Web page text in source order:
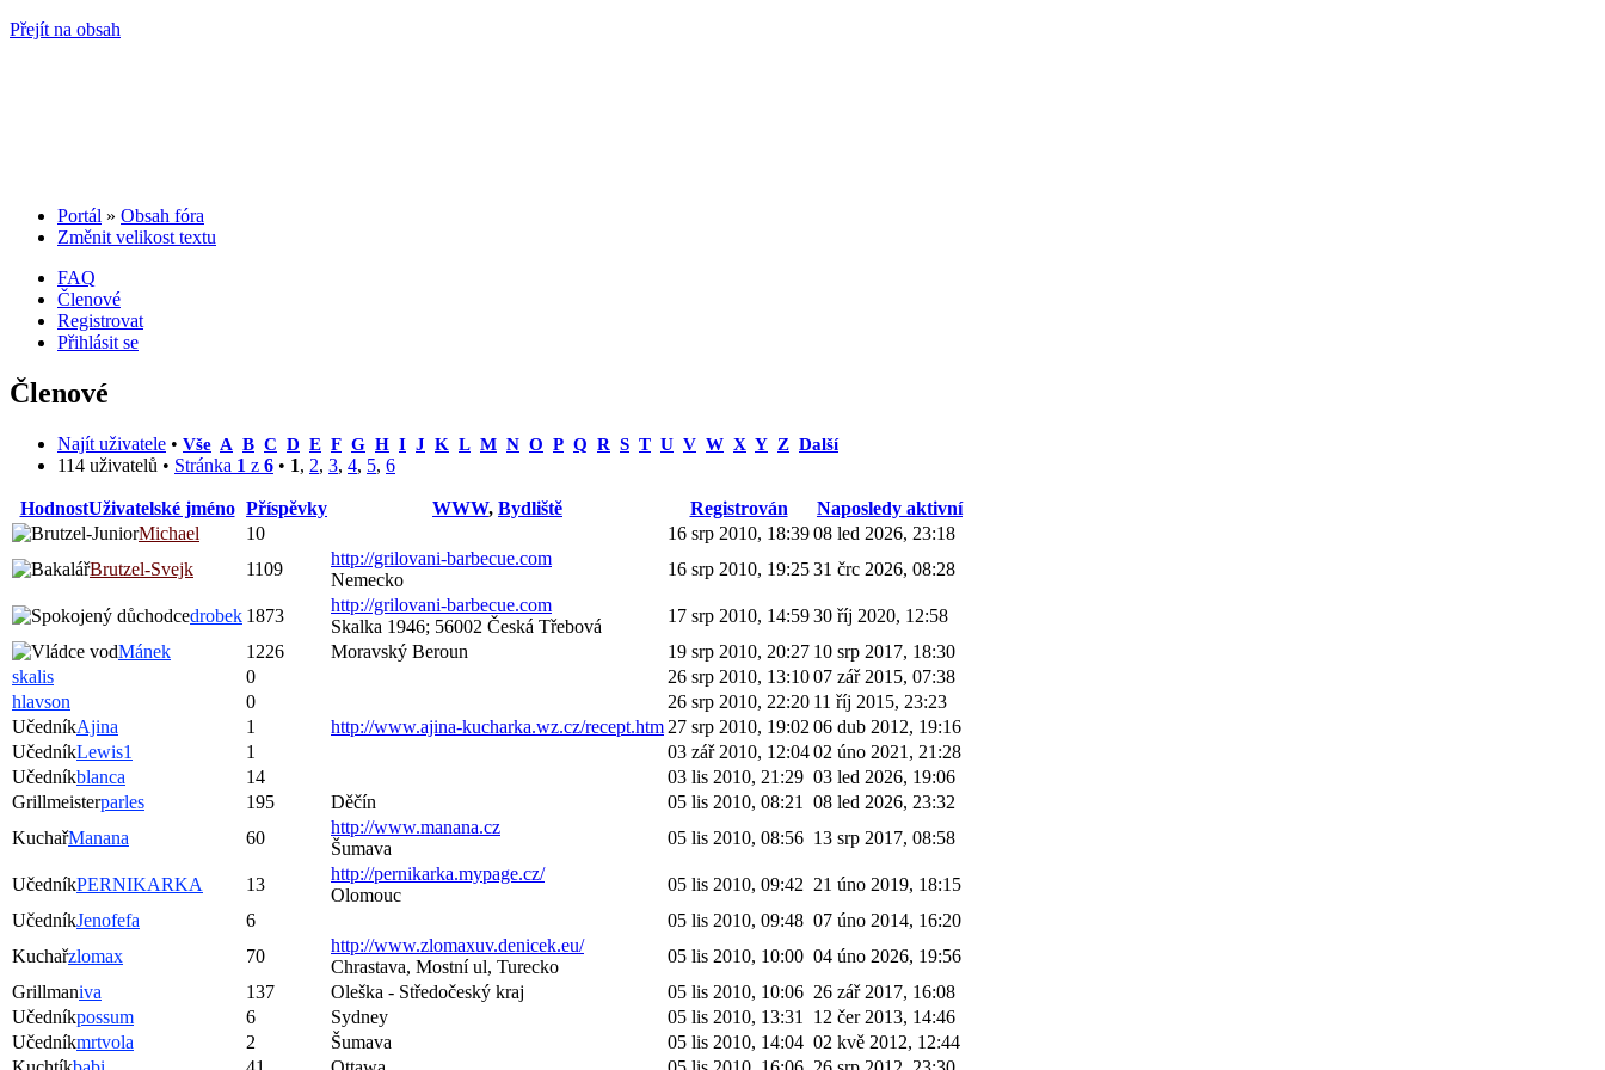
Přejít na obsah
Portál » Obsah fóra
Změnit velikost textu
FAQ
Členové
Registrovat
Přihlásit se
Členové
Najít uživatele • Vše A B C D E F G H I J K L M N O P Q R S T U V W X Y Z Další
114 uživatelů • Stránka 1 z 6 • 1, 2, 3, 4, 5, 6
HodnostUživatelské jméno Příspěvky WWW, Bydliště Registrován
Naposledy aktivní
Michael
10 16 srp 2010, 18:3908 led 2026, 23:18
Brutzel-Svejk
1109
http://grilovani-barbecue.com
Nemecko
16 srp 2010, 19:2531 črc 2026, 08:28
drobek 1873
http://grilovani-barbecue.com
Skalka 1946; 56002 Česká Třebová
17 srp 2010, 14:5930 říj 2020, 12:58
Mánek
1226 Moravský Beroun 19 srp 2010, 20:27 10 srp 2017, 18:30
skalis
0 26 srp 2010, 13:1007 zář 2015, 07:38
hlavson
0 26 srp 2010, 22:20 11 říj 2015, 23:23
UčedníkAjina 1 http://www.ajina-kucharka.wz.cz/recept.htm 27 srp 2010, 19:02 06 dub 2012, 19:16
UčedníkLewis1 1 03 zář 2010, 12:0402 úno 2021, 21:28
Učedníkblanca 14 03 lis 2010, 21:29 03 led 2026, 19:06
Grillmeisterparles 195 Děčín 05 lis 2010, 08:21
08 led 2026, 23:32
KuchařManana 60
http://www.manana.cz
Šumava
05 lis 2010, 08:56 13 srp 2017, 08:58
UčedníkPERNIKARKA 13
http://pernikarka.mypage.cz/
Olomouc
05 lis 2010, 09:42 21 úno 2019, 18:15
UčedníkJenofefa 6 05 lis 2010, 09:48 07 úno 2014, 16:20
Kuchařzlomax 70
http://www.zlomaxuv.denicek.eu/
Chrastava, Mostní ul, Turecko
05 lis 2010, 10:00 04 úno 2026, 19:56
Grillmaniva 137 Oleška - Středočeský kraj 05 lis 2010, 10:06 26 zář 2017, 16:08
Učedníkpossum 6 Sydney 05 lis 2010, 13:31
12 čer 2013, 14:46
Učedníkmrtvola 2 Šumava 05 lis 2010, 14:04 02 kvě 2012, 12:44